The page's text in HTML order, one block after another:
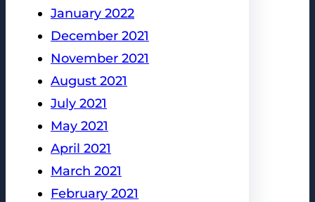
January 2022
December 2021
November 2021
August 2021
July 2021
May 2021
April 2021
March 2021
February 2021